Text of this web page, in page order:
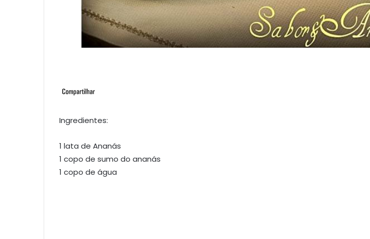
Ingredientes:
1 lata de Ananás
1 copo de sumo do ananás
1 copo de água